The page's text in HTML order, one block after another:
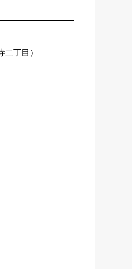
丁目）